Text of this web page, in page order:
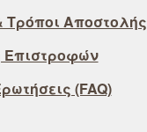
Τρόποι Αποστολής
Επιστροφών
(FAQ)